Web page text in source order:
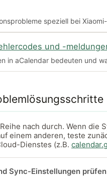
speziell bei
und -
in aCalendar bedeuten und
nach durch. Wenn die
einem anderen, teste
Dienstes (z.B.
Sync-Einstellungen prüfen